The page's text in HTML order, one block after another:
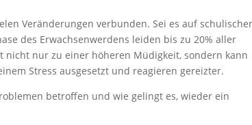
Veränderungen verbunden. Sei es auf
des Erwachsenwerdens leiden bis zu 20% aller
nicht nur zu einer höheren Müdigkeit, sondern kann
Stress ausgesetzt und reagieren gereizter.
betroffen und wie gelingt es, wieder ein